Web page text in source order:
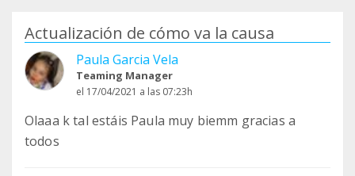
Actualización de cómo va la causa
Paula Garcia Vela
Teaming Manager
el 17/04/2021 a las 07:23h
Olaaa k tal estáis Paula muy biemm gracias a
todos